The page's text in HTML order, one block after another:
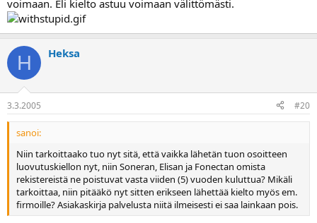
voimaan. Eli kielto astuu voimaan välittömästi.
H Heksa
3.3.2005 #20
sanoi:
Niin tarkoittaako tuo nyt sitä, että vaikka lähetän tuon osoitteen
luovutuskiellon nyt, niin Soneran, Elisan ja Fonectan omista
rekistereistä ne poistuvat vasta viiden (5) vuoden kuluttua? Mikäli
tarkoittaa, niin pitääkö nyt sitten erikseen lähettää kielto myös em.
firmoille? Asiakaskirja palvelusta niitä ilmeisesti ei saa lainkaan pois.